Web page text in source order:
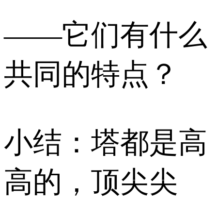
——它们有什么
共同的特点？
小结：塔都是高
高的，顶尖尖